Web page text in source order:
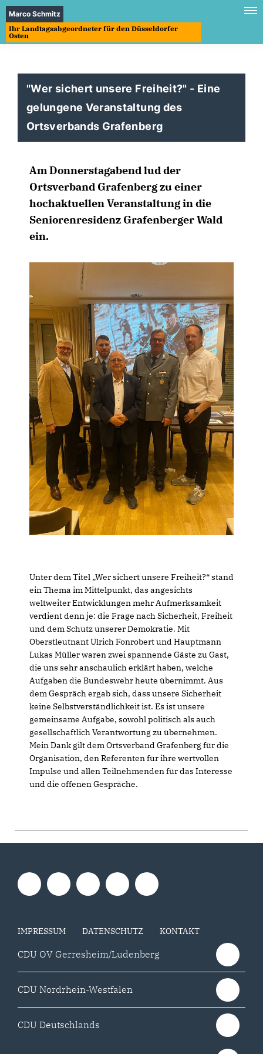
Marco Schmitz
Ihr Landtagsabgeordneter für den Düsseldorfer
Osten
"Wer sichert unsere Freiheit?" - Eine
gelungene Veranstaltung des
Ortsverbands Grafenberg
Am Donnerstagabend lud der
Ortsverband Grafenberg zu einer
hochaktuellen Veranstaltung in die
Seniorenresidenz Grafenberger Wald
ein.
Unter dem Titel „Wer sichert unsere Freiheit?“ stand
ein Thema im Mittelpunkt, das angesichts
weltweiter Entwicklungen mehr Aufmerksamkeit
verdient denn je: die Frage nach Sicherheit, Freiheit
und dem Schutz unserer Demokratie. Mit
Oberstleutnant Ulrich Fonrobert und Hauptmann
Lukas Müller waren zwei spannende Gäste zu Gast,
die uns sehr anschaulich erklärt haben, welche
Aufgaben die Bundeswehr heute übernimmt. Aus
dem Gespräch ergab sich, dass unsere Sicherheit
keine Selbstverständlichkeit ist. Es ist unsere
gemeinsame Aufgabe, sowohl politisch als auch
gesellschaftlich Verantwortung zu übernehmen.
Mein Dank gilt dem Ortsverband Grafenberg für die
Organisation, den Referenten für ihre wertvollen
Impulse und allen Teilnehmenden für das Interesse
und die offenen Gespräche.
IMPRESSUM DATENSCHUTZ KONTAKT
CDU OV Gerresheim/Ludenberg
CDU Nordrhein-Westfalen
CDU Deutschlands